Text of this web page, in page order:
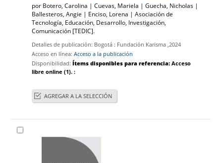
por Botero, Carolina |Cuevas, Mariela |Guecha, Nicholas |
Ballesteros, Angie | Enciso, Lorena |Asociación de
Tecnología, Educación, Desarrollo, Investigación,
Comunicación [TEDIC].
Detalles de publicación: Bogotá : Fundación Karisma ,2024
Acceso en línea:Acceso a la publicación
Disponibilidad:Ítems disponibles para referencia:Acceso
libre online (1).:
AGREGAR A LA SELECCIÓN